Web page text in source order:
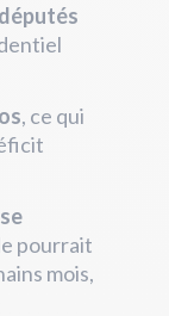
, ce qui
pourrait
mois,